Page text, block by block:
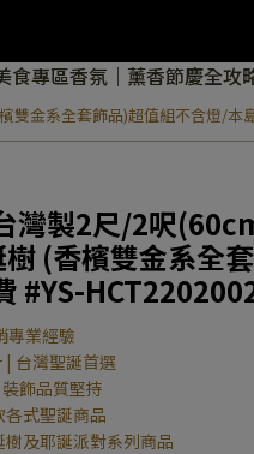
食專區香氛｜薰香節慶全攻
金系全套飾品)超值組不含燈/本
灣製2尺/2呎
(香檳雙金系全
#YS-
專業經驗
台灣聖誕首選
飾品質堅持
式聖誕商品
及耶誕派對系列商品